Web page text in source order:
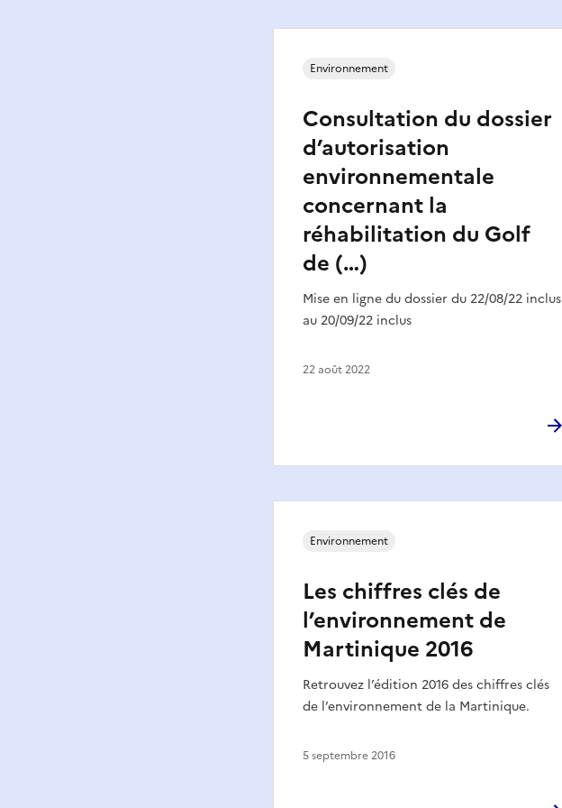
Consultation du dossier
d’autorisation
environnementale
concernant la
réhabilitation du Golf
de (…)
Mise en ligne du dossier du 22/08/22 inclus
au 20/09/22 inclus
Environnement
22 août 2022
Les chiffres clés de
l’environnement de
Martinique 2016
Retrouvez l’édition 2016 des chiffres clés
de l’environnement de la Martinique.
Environnement
5 septembre 2016